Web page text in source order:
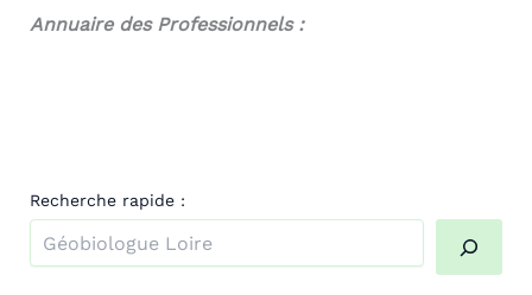
Annuaire des Professionnels :
Recherche rapide :